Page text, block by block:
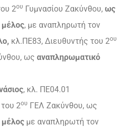
2ου Γυμνασίου Ζακύνθου, ως
μέλος, με αναπληρωτή τoν
κλ.ΠΕ83, Διευθυντής του 2ου
ως αναπληρωματικό
, κλ. ΠΕ04.01
2ου ΓΕΛ Ζακύνθου, ως
μέλος με αναπληρωτή τον